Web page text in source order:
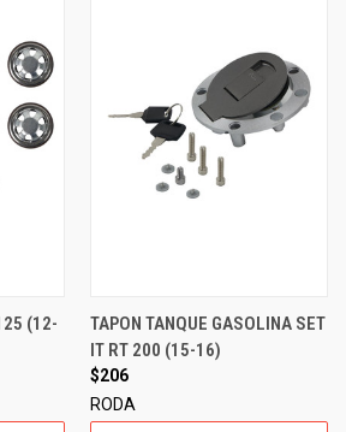
(12-
TAPON TANQUE GASOLINA SET
IT RT 200 (15-16)
$206
RODA